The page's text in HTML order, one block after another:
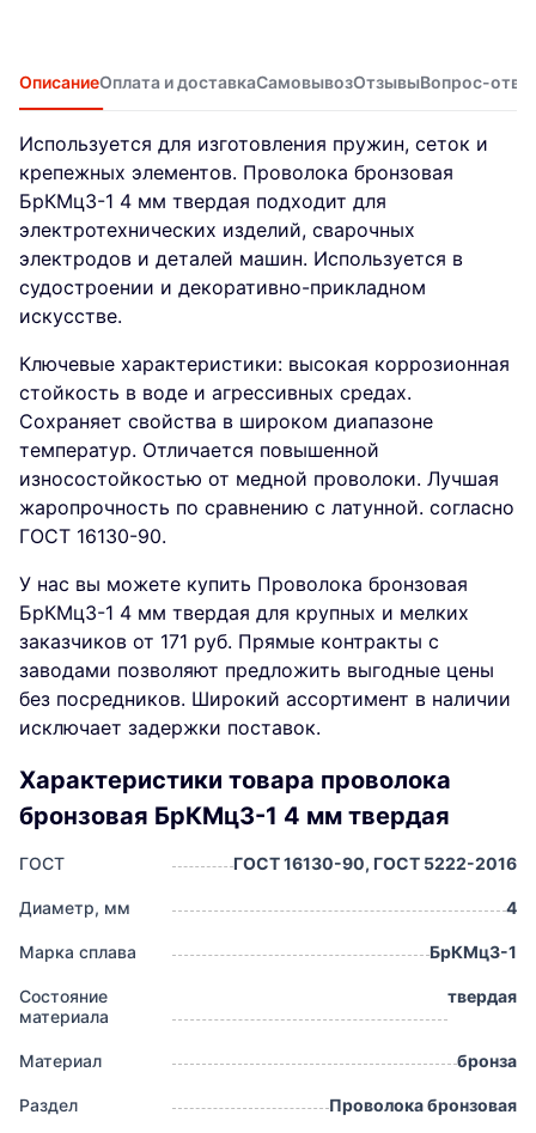
ОписаниеОплата и доставкаСамовывозОтзывыВопрос-
Используется для изготовления пружин, сеток и
крепежных элементов. Проволока бронзовая
БрКМц3-1 4 мм твердая подходит для
электротехнических изделий, сварочных
электродов и деталей машин. Используется в
судостроении и декоративно-прикладном
искусстве.
Ключевые характеристики: высокая коррозионная
стойкость в воде и агрессивных средах.
Сохраняет свойства в широком диапазоне
температур. Отличается повышенной
износостойкостью от медной проволоки. Лучшая
жаропрочность по сравнению с латунной. согласно
ГОСТ 16130-90.
У нас вы можете купить Проволока бронзовая
БрКМц3-1 4 мм твердая для крупных и мелких
заказчиков от 171 руб. Прямые контракты с
заводами позволяют предложить выгодные цены
без посредников. Широкий ассортимент в наличии
исключает задержки поставок.
Характеристики товара проволока
бронзовая БрКМц3-1 4 мм твердая
ГОСТ ГОСТ 16130-90, ГОСТ 5222-2016
Диаметр, мм 4
Марка сплава БрКМц3-1
Состояние
материала
твердая
Материал бронза
Раздел Проволока бронзовая